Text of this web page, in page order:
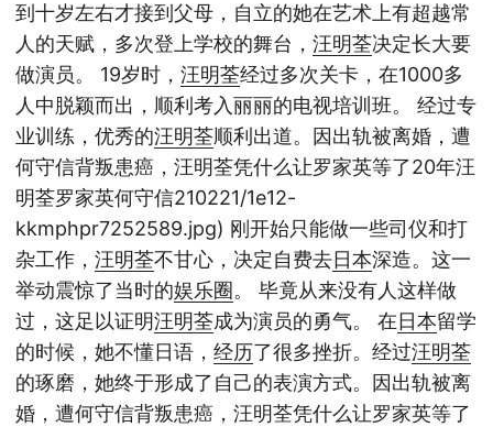
到十岁左右才接到父母，自立的她在艺术上有超越常
人的天赋，多次登上学校的舞台， 汪明荃决定长大要
做演员。 19岁时， 汪明荃经过多次关卡，在1000多
人中脱颖而出，顺利考入丽丽的电视培训班。 经过专
业训练，优秀的汪明荃顺利出道。因出轨被离婚，遭
何守信背叛患癌，汪明荃凭什么让罗家英等了20年汪
明荃罗家英何守信210221/1e12-
kkmphpr7252589.jpg) 刚开始只能做一些司仪和打
杂工作， 汪明荃不甘心，决定自费去日本深造。这一
举动震惊了当时的娱乐圈。 毕竟从来没有人这样做
过，这足以证明汪明荃成为演员的勇气。 在日本留学
的时候，她不懂日语， 经历了很多挫折。经过汪明荃
的琢磨，她终于形成了自己的表演方式。因出轨被离
婚，遭何守信背叛患癌，汪明荃凭什么让罗家英等了